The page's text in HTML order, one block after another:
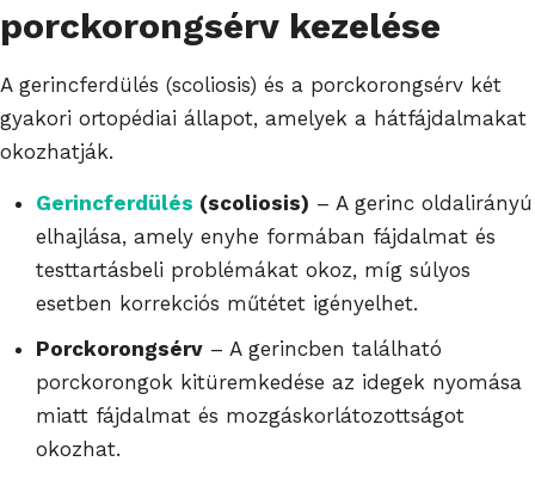
porckorongsérv kezelése
A gerincferdülés (scoliosis) és a porckorongsérv két
gyakori ortopédiai állapot, amelyek a hátfájdalmakat
okozhatják.
Gerincferdülés (scoliosis) – A gerinc oldalirányú
elhajlása, amely enyhe formában fájdalmat és
testtartásbeli problémákat okoz, míg súlyos
esetben korrekciós műtétet igényelhet.
Porckorongsérv – A gerincben található
porckorongok kitüremkedése az idegek nyomása
miatt fájdalmat és mozgáskorlátozottságot
okozhat.